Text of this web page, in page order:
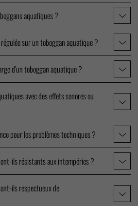
aquatiques ?
sur un toboggan aquatique ?
d'un toboggan aquatique ?
avec des effets sonores ou
pour les problèmes techniques ?
ils résistants aux intempéries ?
ils respectueux de